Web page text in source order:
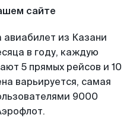
сайте
авиабилет из Казани
в году, каждую
5 прямых рейсов и 10
варьируется, самая
9000